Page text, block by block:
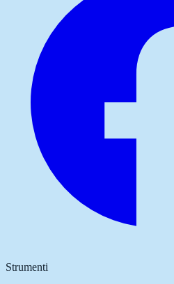
Strumenti